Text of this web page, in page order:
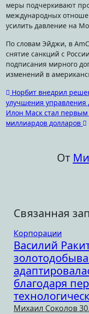
меры подчеркивают
международных
усилить давление на
По словам Эйджи, в
снятие санкций с
подписания мирного
изменений в
Навигация
по
записям
Норбит внедрил
улучшения
Илон Маск стал
миллиардов долларов
От
Связанная
Корпорации
Василий
благодаря
Михаил Соколов